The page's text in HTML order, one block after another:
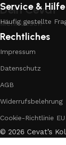
Dein Cevat
Mehr Lesen
Service & Hilfe
Häufig gestellte
Rechtliches
Impressum
Datenschutz
AGB
Widerrufsbelehrung
Cookie-Richtlinie EU
© 2026 Cevat’s